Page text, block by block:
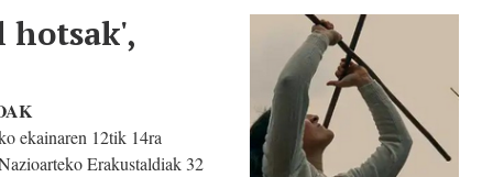
hotsak',
ekainaren 12tik 14ra
Erakustaldiak 32